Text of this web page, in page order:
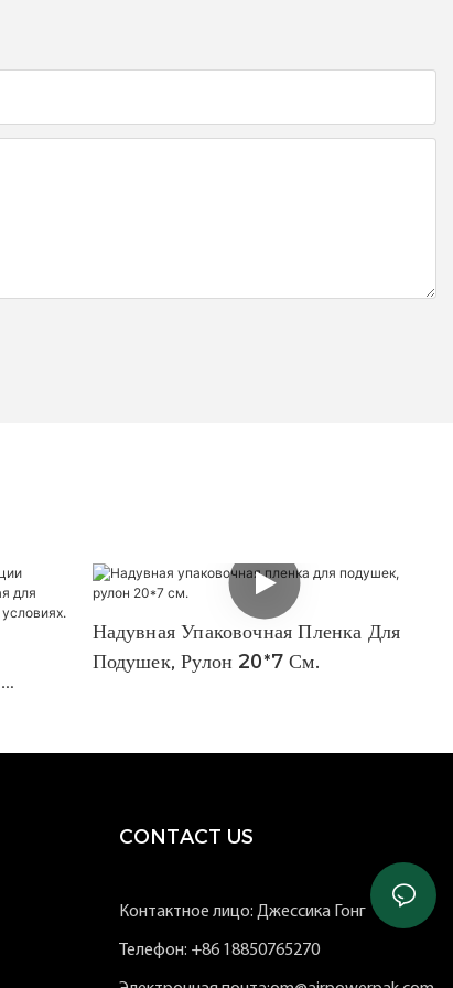
Надувная Упаковочная Пленка Для
Подушек, Рулон 20*7 См.
CONTACT US
Контактное лицо: Джессика Гонг
Телефон: +86 18850765270